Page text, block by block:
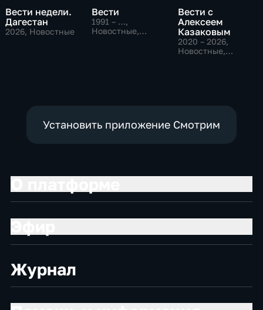
Вести недели.
Дагестан
2026, Новостные
Вести
1991 – …,
Новостные,
Вести с
Алексеем
Казаковым
2020 – 2026,
Новостные,
Установить приложение Смотрим
Журнал